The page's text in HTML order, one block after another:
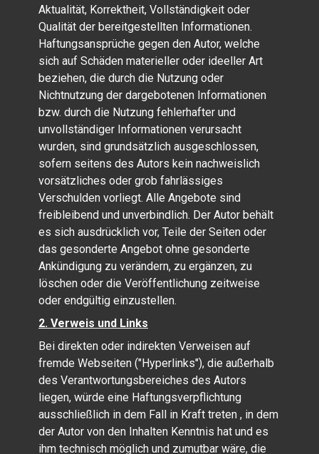
Aktualität, Korrektheit, Vollständigkeit oder
Qualität der bereitgestellten Informationen.
Haftungsansprüche gegen den Autor, welche
sich auf Schäden materieller oder ideeller Art
beziehen, die durch die Nutzung oder
Nichtnutzung der dargebotenen Informationen
bzw. durch die Nutzung fehlerhafter und
unvollständiger Informationen verursacht
wurden, sind grundsätzlich ausgeschlossen,
sofern seitens des Autors kein nachweislich
vorsätzliches oder grob fahrlässiges
Verschulden vorliegt. Alle Angebote sind
freibleibend und unverbindlich. Der Autor behält
es sich ausdrücklich vor, Teile der Seiten oder
das gesonderte Angebot ohne gesonderte
Ankündigung zu verändern, zu ergänzen, zu
löschen oder die Veröffentlichung zeitweise
oder endgültig einzustellen.
2. Verweis und Links
Bei direkten oder indirekten Verweisen auf
fremde Webseiten ("Hyperlinks"), die außerhalb
des Verantwortungsbereiches des Autors
liegen, würde eine Haftungsverpflichtung
ausschließlich in dem Fall in Kraft treten , in dem
der Autor von den Inhalten Kenntnis hat und es
ihm technisch möglich und zumutbar wäre, die